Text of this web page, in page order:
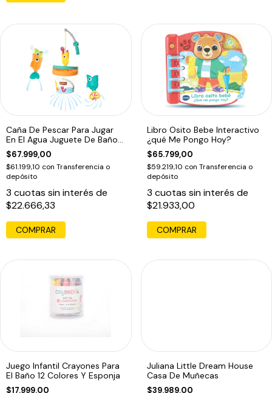
Caña De Pescar Para Jugar
En El Agua Juguete De Baño
Pileta
$67.999,00
$61.199,10 con Transferencia o
depósito
3 cuotas sin interés de
$22.666,33
COMPRAR
Libro Osito Bebe Interactivo
¿qué Me Pongo Hoy?
$65.799,00
$59.219,10 con Transferencia o
depósito
3 cuotas sin interés de
$21.933,00
COMPRAR
Juego Infantil Crayones Para
El Baño 12 Colores Y Esponja
$17.999,00
Juliana Little Dream House
Casa De Muñecas
$39.989,00